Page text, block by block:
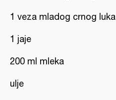
1 veza mladog crnog luka
1 jaje
200 ml mleka
ulje